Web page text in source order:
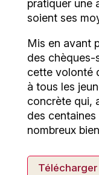
pratiquer une
soient ses
Mis en avant
des chèques-
cette volonté
à tous les
concrète qui,
des
nombreux